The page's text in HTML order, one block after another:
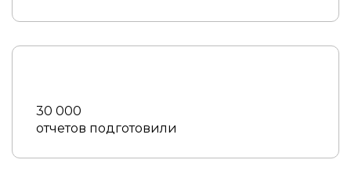
30 000
отчетов подготовили